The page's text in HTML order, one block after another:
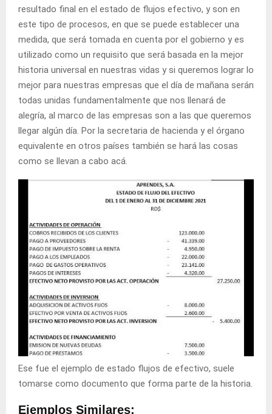
resultado final en el estado de flujos efectivo, y son en
este tipo de procesos, en que se puede establecer una
medida, que será tomada en cuenta por el gobierno y es
utilizado como un requisito que será basada en la mejor
historia universal en nuestras vidas y si queremos lograr lo
mejor para nuestras empresas que el día de mañana serán
todas unidas fundamentalmente que nos llenará de
alegría, al marco de las empresas son a las que queremos
llegar algún día. Por la secretaria de hacienda y el órgano
equivalente en otros países también se hará las cosas
como se llevan a cabo acá.
Ese fue el ejemplo de estado flujos de efectivo, suele
tomarse como documento que forma parte de la historia.
Ejemplos Similares: